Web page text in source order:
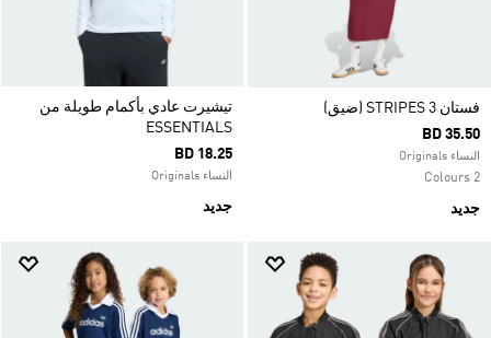
فستان 3 STRIPES (ضيق)
BD 35.50
النساء Originals
2 Colours
جديد
تيشيرت عادي بأكمام طويلة من
ESSENTIALS
BD 18.25
النساء Originals
جديد